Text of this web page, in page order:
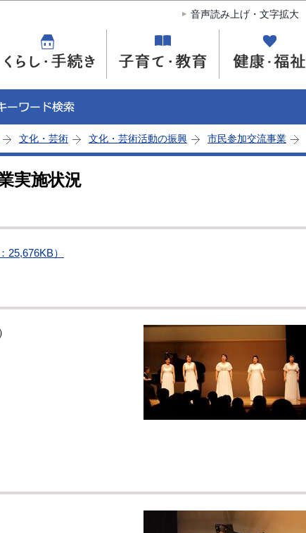
このページの本文へ移動
音声読み上げ・文字拡大
文化・芸術 文化・芸術活動の振興 市民参加交流事業
実施状況
）